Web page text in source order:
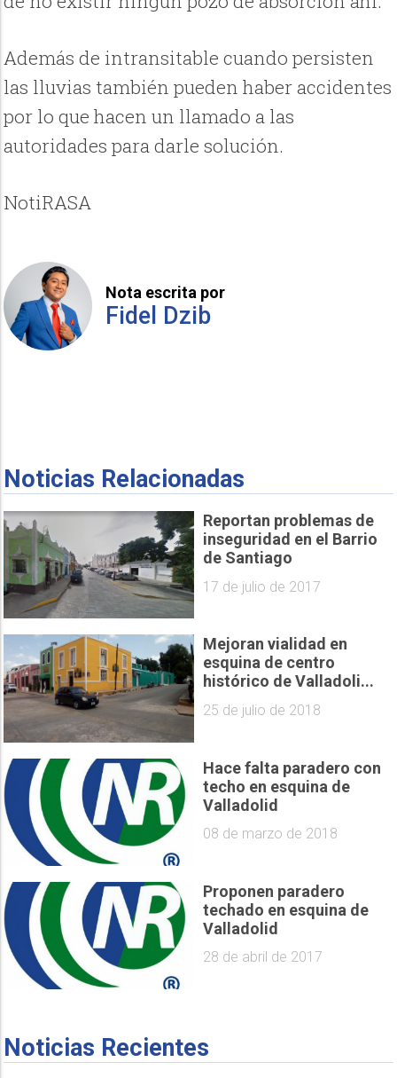
Además de intransitable cuando persisten
las lluvias también pueden haber accidentes
por lo que hacen un llamado a las
autoridades para darle solución.
NotiRASA
Nota escrita por
Fidel Dzib
Noticias Relacionadas
Reportan problemas de
inseguridad en el Barrio
de Santiago
17 de julio de 2017
Mejoran vialidad en
esquina de centro
histórico de Valladoli...
25 de julio de 2018
Hace falta paradero con
techo en esquina de
Valladolid
08 de marzo de 2018
Proponen paradero
techado en esquina de
Valladolid
28 de abril de 2017
Noticias Recientes